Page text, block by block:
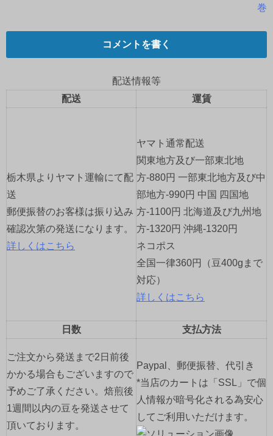
ー
ン
巻
コメントを書く
配送情報等
配送
運賃
栃木県よりヤマト運輸にて配
送
郵便振替のお客様は振り込み
確認次第の発送になります。
詳しくはこちら
ヤマト通常配送
関東地方及び一部東北地
方-880円 一部東北地方及び中
部地方-990円 中国 四国地
方-1100円 北海道及び九州地
方-1320円 沖縄-1320円
ネコポス
全国一律360円（豆400gまで
対応）
詳しくはこちら
日数 支払方法
ご注文から発送まで2日前後
かかる場合もございますので
予めご了承ください。焙煎後
1週間以内の豆を発送させて
頂いております。
Paypal、郵便振替、代引き
*当店のカートは「SSL」で個
人情報が暗号化される為安心
してご利用いただけます。